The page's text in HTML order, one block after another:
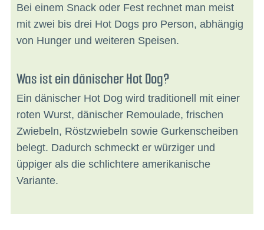
Bei einem Snack oder Fest rechnet man meist
mit zwei bis drei Hot Dogs pro Person, abhängig
von Hunger und weiteren Speisen.
Was ist ein dänischer Hot Dog?
Ein dänischer Hot Dog wird traditionell mit einer
roten Wurst, dänischer Remoulade, frischen
Zwiebeln, Röstzwiebeln sowie Gurkenscheiben
belegt. Dadurch schmeckt er würziger und
üppiger als die schlichtere amerikanische
Variante.